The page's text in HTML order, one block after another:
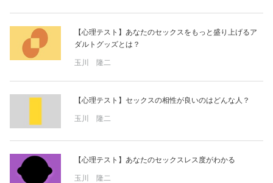
【心理テスト】あなたのセックスをもっと盛り上げるア
ダルトグッズとは？
玉川 隆二
【心理テスト】セックスの相性が良いのはどんな人？
玉川 隆二
【心理テスト】あなたのセックスレス度がわかる
玉川 隆二